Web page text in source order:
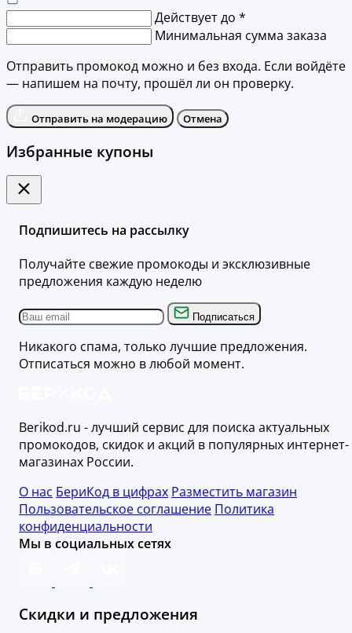
Действует до *
Минимальная сумма заказа
Отправить промокод можно и без входа. Если войдёте
— напишем на почту, прошёл ли он проверку.
Отправить на модерацию Отмена
Избранные купоны
Подпишитесь на рассылку
Получайте свежие промокоды и эксклюзивные
предложения каждую неделю
Подписаться
Никакого спама, только лучшие предложения.
Отписаться можно в любой момент.
Berikod.ru - лучший сервис для поиска актуальных
промокодов, скидок и акций в популярных интернет-
магазинах России.
О нас БериКод в цифрах Разместить магазин
Пользовательское соглашение Политика
конфиденциальности
Мы в социальных сетях
Скидки и предложения